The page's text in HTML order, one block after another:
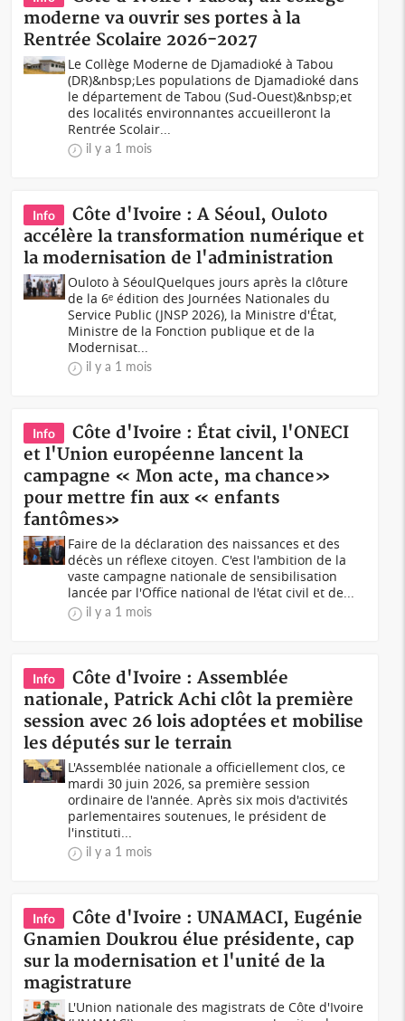
moderne va ouvrir ses portes à la
Rentrée Scolaire 2026-2027
Le Collège Moderne de Djamadioké à Tabou
(DR)&nbsp;Les populations de Djamadioké dans
le département de Tabou (Sud-Ouest)&nbsp;et
des localités environnantes accueilleront la
Rentrée Scolair...
il y a 1 mois
Info
Côte d'Ivoire : A Séoul, Ouloto
accélère la transformation numérique et
la modernisation de l'administration
Ouloto à SéoulQuelques jours après la clôture
de la 6ᵉ édition des Journées Nationales du
Service Public (JNSP 2026), la Ministre d'État,
Ministre de la Fonction publique et de la
Modernisat...
il y a 1 mois
Info
Côte d'Ivoire : État civil, l'ONECI
et l'Union européenne lancent la
campagne « Mon acte, ma chance»
pour mettre fin aux « enfants
fantômes»
Faire de la déclaration des naissances et des
décès un réflexe citoyen. C'est l'ambition de la
vaste campagne nationale de sensibilisation
lancée par l'Office national de l'état civil et de...
il y a 1 mois
Info
Côte d'Ivoire : Assemblée
nationale, Patrick Achi clôt la première
session avec 26 lois adoptées et mobilise
les députés sur le terrain
L'Assemblée nationale a officiellement clos, ce
mardi 30 juin 2026, sa première session
ordinaire de l'année. Après six mois d'activités
parlementaires soutenues, le président de
l'instituti...
il y a 1 mois
Info
Côte d'Ivoire : UNAMACI, Eugénie
Gnamien Doukrou élue présidente, cap
sur la modernisation et l'unité de la
magistrature
L'Union nationale des magistrats de Côte d'Ivoire